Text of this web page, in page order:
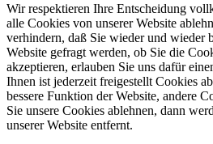
Wir respektieren Ihre Entscheidung
alle Cookies von unserer Website
verhindern, daß Sie wieder und wieder
Website gefragt werden, ob Sie die
akzeptieren, erlauben Sie uns dafür
Ihnen ist jederzeit freigestellt Cookies
bessere Funktion der Website, andere
Sie unsere Cookies ablehnen, dann
unserer Website entfernt.